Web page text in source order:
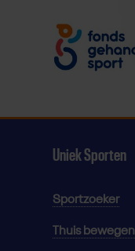
Uniek Sporten
Sportzoeker
Thuis bewegen